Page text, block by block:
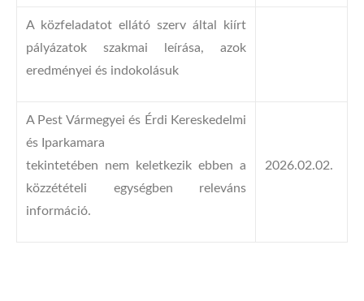
A közfeladatot ellátó szerv által kiírt
pályázatok szakmai leírása, azok
eredményei és indokolásuk
A Pest Vármegyei és Érdi Kereskedelmi
és Iparkamara
tekintetében nem keletkezik ebben a
közzétételi egységben releváns
információ.
2026.02.02.